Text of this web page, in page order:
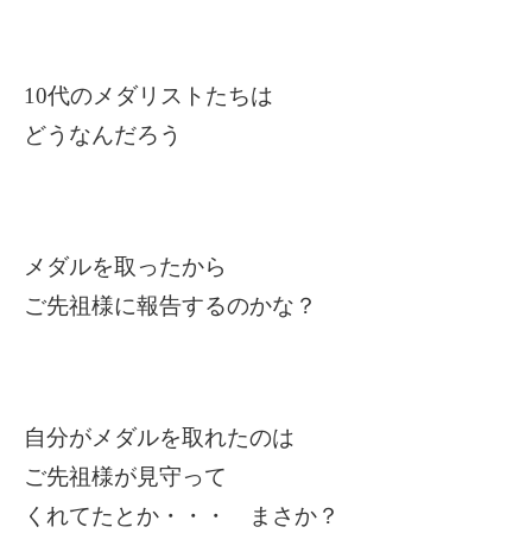
10代のメダリストたちは
どうなんだろう
メダルを取ったから
ご先祖様に報告するのかな？
自分がメダルを取れたのは
ご先祖様が見守って
くれてたとか・・・ まさか？